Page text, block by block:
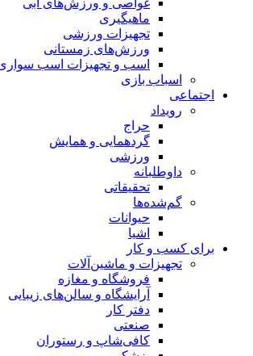
غواصی و ورزش‌های آبی
ماهیگیری
تجهیزات ورزشی
ورزش‌های زمستانی
اسب و تجهیزات اسب سواری
اسباب‌ بازی
اجتماعی
رویداد
حراج
گردهمایی و همایش
ورزشی
داوطلبانه
تحقیقاتی
گم‌شده‌ها
حیوانات
اشیا
برای کسب و کار
تجهیزات و ماشین‌آلات
فروشگاه و مغازه
آرایشگاه و سالن‌های زیبایی
دفتر کار
صنعتی
کافی‌شاپ و رستوران